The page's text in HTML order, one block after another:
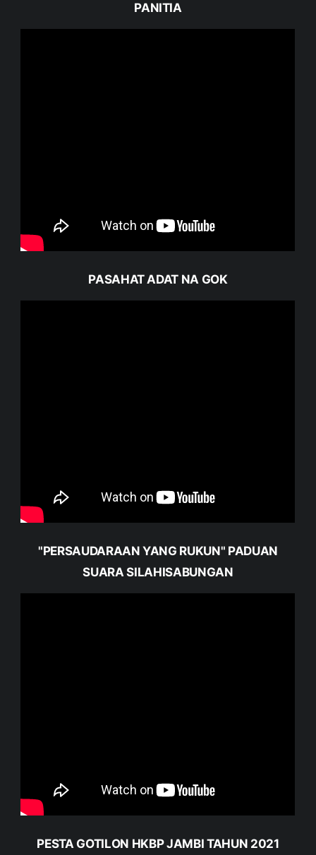
PANITIA
PASAHAT ADAT NA GOK
"PERSAUDARAAN YANG RUKUN" PADUAN
SUARA SILAHISABUNGAN
PESTA GOTILON HKBP JAMBI TAHUN 2021